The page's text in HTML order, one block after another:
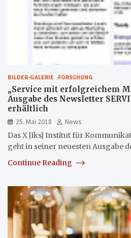
BILDER-GALERIE FORSCHUNG
„Service mit erfolgreichem
Ausgabe des Newsletter
erhältlich
25. Mai 2018
News
Das X [iks] Institut für
geht in seiner neuesten Ausgabe
Continue Reading